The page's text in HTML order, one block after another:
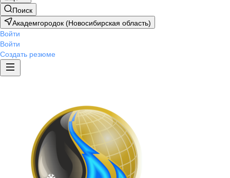
Поиск
Академгородок (Новосибирская область)
Войти
Войти
Создать резюме